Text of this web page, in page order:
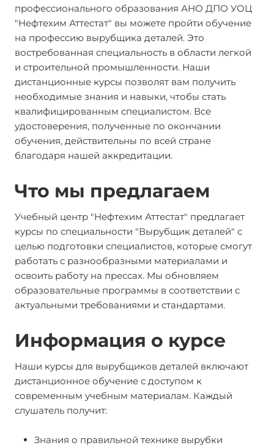
профессионального образования АНО ДПО УОЦ
"Нефтехим Аттестат" вы можете пройти обучение
на профессию вырубщика деталей. Это
востребованная специальность в области легкой
и строительной промышленности. Наши
дистанционные курсы позволят вам получить
необходимые знания и навыки, чтобы стать
квалифицированным специалистом. Все
удостоверения, полученные по окончании
обучения, действительны по всей стране
благодаря нашей аккредитации.
Что мы предлагаем
Учебный центр "Нефтехим Аттестат" предлагает
курсы по специальности "Вырубщик деталей" с
целью подготовки специалистов, которые смогут
работать с разнообразными материалами и
освоить работу на прессах. Мы обновляем
образовательные программы в соответствии с
актуальными требованиями и стандартами.
Информация о курсе
Наши курсы для вырубщиков деталей включают
дистанционное обучение с доступом к
современным учебным материалам. Каждый
слушатель получит:
Знания о правильной технике вырубки